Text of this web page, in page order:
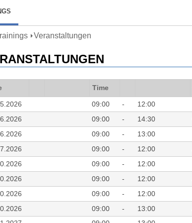
Veranstaltungen
Time
09:00 - 12:00
09:00 - 14:30
09:00 - 13:00
09:00 - 12:00
09:00 - 12:00
09:00 - 12:00
09:00 - 12:00
09:00 - 13:00